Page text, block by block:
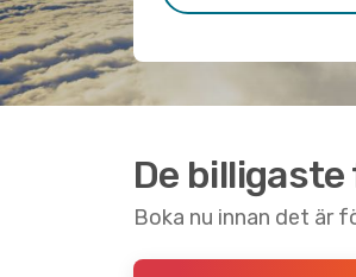
De
Boka nu innan det är